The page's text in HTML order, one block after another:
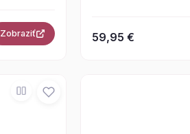
Zobraziť 59,95 €